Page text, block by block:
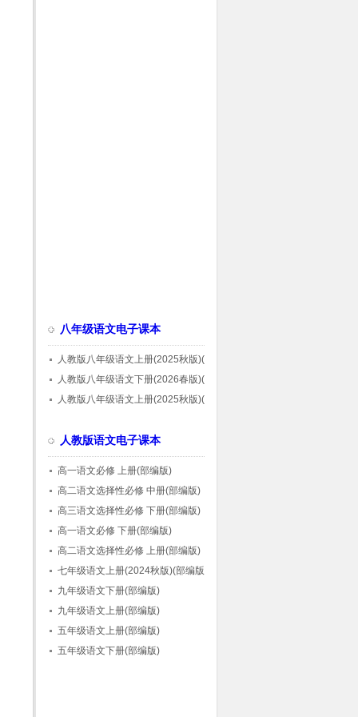
八年级语文电子课本
人教版八年级语文上册(2025秋版)(部编版)
人教版八年级语文下册(2026春版)(部编版)
人教版八年级语文上册(2025秋版)(部编版)
人教版语文电子课本
高一语文必修 上册(部编版)
高二语文选择性必修 中册(部编版)
高三语文选择性必修 下册(部编版)
高一语文必修 下册(部编版)
高二语文选择性必修 上册(部编版)
七年级语文上册(2024秋版)(部编版)
九年级语文下册(部编版)
九年级语文上册(部编版)
五年级语文上册(部编版)
五年级语文下册(部编版)